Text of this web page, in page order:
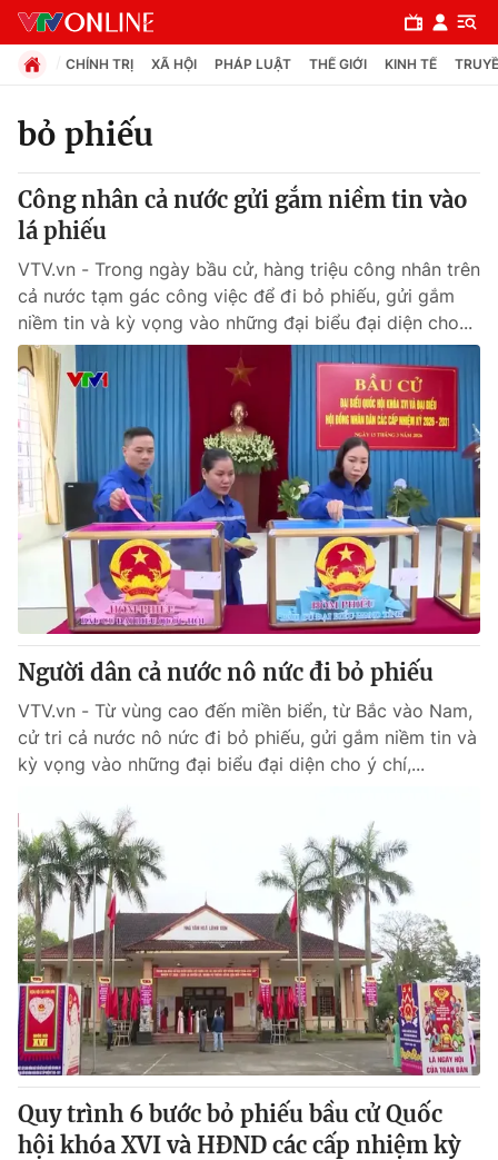
Chuyên mục
Chính trị
Xã hội
Pháp luật
Y tế
Thế giới
Tin tức
Thế giới đó đây
Câu chuyện quốc tế
Kinh tế
Tài chính
Thị trường
Góc doanh nghiệp
Dữ liệu và đời sống
Truyền hình
Phim VTV
Hậu trường
Nhân vật
Khán giả
Giải sao mai
Giải trí
Âm nhạc
Sao
Du lịch
Làm đẹp
Chất lượng cuộc sống
Giáo dục
Tuyển sinh
Học trực tuyến
Công nghệ
Hitech Công nghệ tương lai
Sản phẩm
Thị trường
Tư vấn
Giao lưu trực tuyến
Lịch phát sóng
Chuyên mục khác
CHÍNH TRỊ XÃ HỘI PHÁP LUẬT THẾ GIỚI KINH TẾ
bỏ phiếu
Công nhân cả nước gửi gắm niềm tin vào
lá phiếu
VTV.vn - Trong ngày bầu cử, hàng triệu công nhân trên
cả nước tạm gác công việc để đi bỏ phiếu, gửi gắm
niềm tin và kỳ vọng vào những đại biểu đại diện cho...
Người dân cả nước nô nức đi bỏ phiếu
VTV.vn - Từ vùng cao đến miền biển, từ Bắc vào Nam,
cử tri cả nước nô nức đi bỏ phiếu, gửi gắm niềm tin và
kỳ vọng vào những đại biểu đại diện cho ý chí,...
Quy trình 6 bước bỏ phiếu bầu cử Quốc
hội khóa XVI và HĐND các cấp nhiệm kỳ